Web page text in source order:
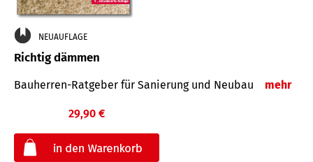
NEUAUFLAGE
Richtig dämmen
Bauherren-Ratgeber für Sanierung und Neubau mehr
29,90 €